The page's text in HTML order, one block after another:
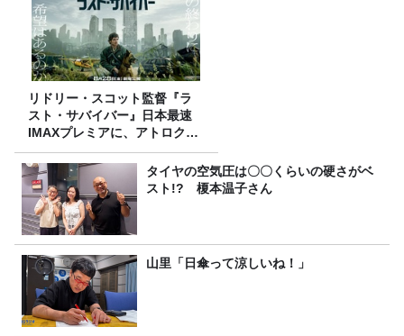
リドリー・スコット監督『ラ
スト・サバイバー』日本最速
IMAXプレミアに、アトロクリ
スナー60名をご招待！
タイヤの空気圧は〇〇くらいの硬さがベ
スト!? 榎本温子さん
山里「日傘って涼しいね！」